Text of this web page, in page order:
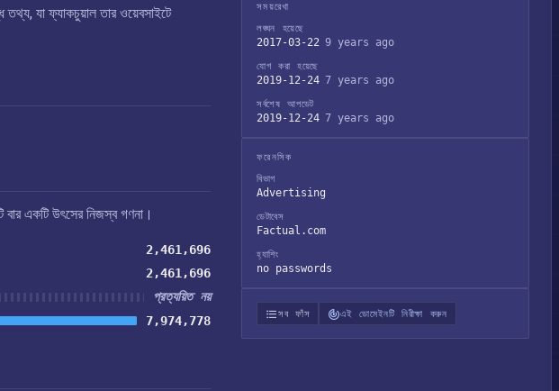
তথ্য, যা ফ্যাকচুয়াল তার ওয়েবসাইটে
একটি উৎসের নিজস্ব গণনা।
2,461,696
2,461,696
প্রত্যয়িত নয়
7,974,778
সময়রেখা
লঙ্ঘন হয়েছে
2017-03-22 9 years ago
যোগ করা হয়েছে
2019-12-24 7 years ago
সর্বশেষ আপডেট
2019-12-24 7 years ago
ফরেনসিক
বিভাগ
Advertising
ডেটাবেস
Factual.com
হ্যাশিং
no passwords
সব ফাঁস এই ডোমেইনটি নিরীক্ষা করুন